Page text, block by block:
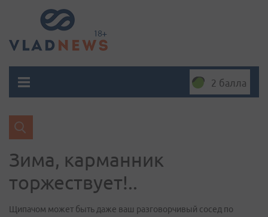
2 балла
Зима, карманник
торжествует!..
Щипачом может быть даже ваш разговорчивый сосед по